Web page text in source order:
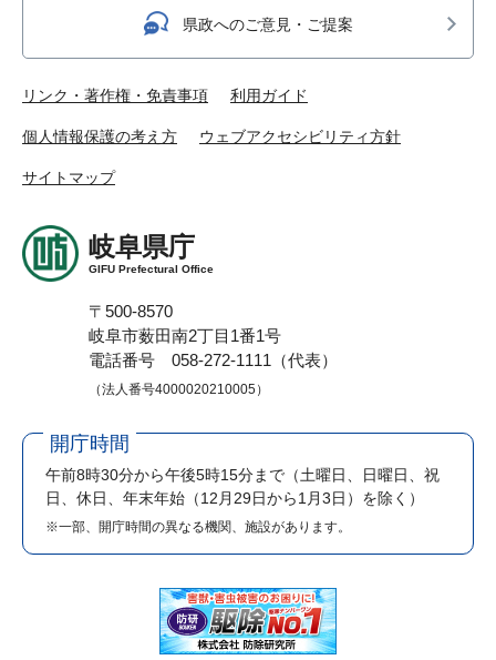
県政へのご意見・ご提案
リンク・著作権・免責事項 利用ガイド
個人情報保護の考え方 ウェブアクセシビリティ方針
サイトマップ
岐阜県庁
GIFU Prefectural Office
〒500-8570
岐阜市薮田南2丁目1番1号
電話番号 058-272-1111（代表）
（法人番号4000020210005）
開庁時間
午前8時30分から午後5時15分まで （土曜日、日曜日、祝
日、休日、年末年始（12月29日から1月3日）を除く）
※一部、開庁時間の異なる機関、施設があります。